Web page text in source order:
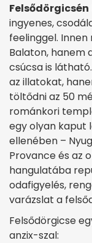
Felsődörgicsén
ingyenes,
feelinggel.
Balaton, hanem
csúcsa is
az illatokat,
töltődni az 50
románkori
egy olyan kaput
ellenében –
Provance és az
hangulatába
odafigyelés,
varázslat a
Felsődörgicse
anzix-szal: